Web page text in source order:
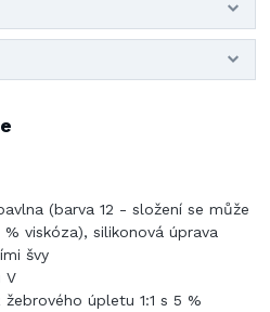
(barva 12 - složení se může
viskóza), silikonová úprava
švy
V
úpletu 1:1 s 5 %